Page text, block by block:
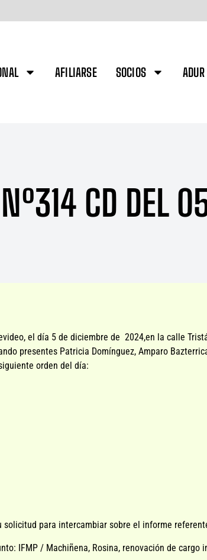
AFILIARSE SOCIOS
Nº314 CD DEL
el día 5 de diciembre de 2024,en la calle
presentes Patricia Domínguez, Amparo
orden del día:
solicitud para intercambiar sobre el informe
IFMP / Machiñena, Rosina, renovación de cargo